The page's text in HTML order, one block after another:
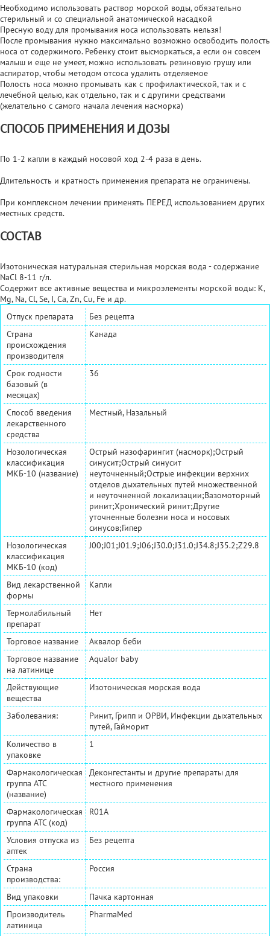
Необходимо использовать раствор морской воды, обязательно
стерильный и со специальной анатомической насадкой
Пресную воду для промывания носа использовать нельзя!
После промывания нужно максимально возможно освободить полость
носа от содержимого. Ребенку стоит высморкаться, а если он совсем
малыш и еще не умеет, можно использовать резиновую грушу или
аспиратор, чтобы методом отсоса удалить отделяемое
Полость носа можно промывать как с профилактической, так и с
лечебной целью, как отдельно, так и с другими средствами
(желательно с самого начала лечения насморка)
СПОСОБ ПРИМЕНЕНИЯ И ДОЗЫ
По 1-2 капли в каждый носовой ход 2-4 раза в день.
Длительность и кратность применения препарата не ограничены.
При комплексном лечении применять ПЕРЕД использованием других
местных средств.
СОСТАВ
Изотоническая натуральная стерильная морская вода - содержание
NaCl 8-11 г/л.
Содержит все активные вещества и микроэлементы морской воды: K,
Mg, Na, Cl, Se, I, Ca, Zn, Cu, Fe и др.
Отпуск препарата
Без рецепта
Страна
происхождения
производителя
Канада
Срок годности
базовый (в
месяцах)
36
Способ введения
лекарственного
средства
Местный, Назальный
Нозологическая
классификация
МКБ-10 (название)
Острый назофарингит (насморк);Острый
синусит;Острый синусит
неуточненный;Острые инфекции верхних
отделов дыхательных путей множественной
и неуточненной локализации;Вазомоторный
ринит;Хронический ринит;Другие
уточненные болезни носа и носовых
синусов;Гипер
Нозологическая
классификация
МКБ-10 (код)
J00;J01;J01.9;J06;J30.0;J31.0;J34.8;J35.2;Z29.8
Вид лекарственной
формы
Капли
Термолабильный
препарат
Нет
Торговое название
Аквалор беби
Торговое название
на латинице
Aqualor baby
Действующие
вещества
Изотоническая морская вода
Заболевания:
Ринит, Грипп и ОРВИ, Инфекции дыхательных
путей, Гайморит
Количество в
упаковке
1
Фармакологическая
группа АТС
(название)
Деконгестанты и другие препараты для
местного применения
Фармакологическая
группа АТС (код)
R01A
Условия отпуска из
аптек
Без рецепта
Страна
производства:
Россия
Вид упаковки
Пачка картонная
Производитель
латиница
PharmaMed